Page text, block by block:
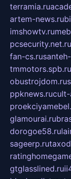
terramia.ru
artem-news.ru
imshowtv.ru
pcsecurity.net.ru
fan-cs.ru
tmmotors.spb.ru
obustrojdom.ru
ppknews.rucult-
glamourai.ru
dorogoe58.ru
sageerp.ru
gtglasslined.ru